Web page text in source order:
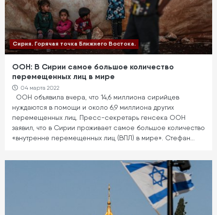
Сирия. Горячая точка Ближнего Востока.
ООН: В Сирии самое большое количество
перемещенных лиц в мире
04 марта 2022
ООН объявила вчера, что 14,6 миллиона сирийцев
нуждаются в помощи и около 6,9 миллиона других
перемещенных лиц. Пресс-секретарь генсека ООН
заявил, что в Сирии проживает самое большое количество
«внутренне перемещенных лиц (ВПЛ) в мире». Стефан…